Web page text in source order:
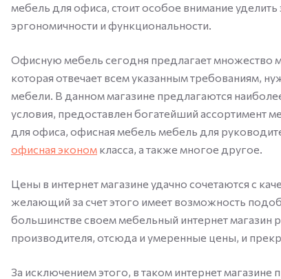
мебель для офиса, стоит особое внимание уделить
эргономичности и функциональности.
Офисную мебель сегодня предлагает множество
которая отвечает всем указанным требованиям,
мебели. В данном магазине предлагаются
условия, предоставлен богатейший ассортимент
для офиса, офисная мебель мебель для
офисная эконом класса, а также многое другое.
Цены в интернет магазине удачно сочетаются с
желающий за счет этого имеет возможность
большинстве своем мебельный интернет магазин
производителя, отсюда и умеренные цены, и
За исключением этого, в таком интернет